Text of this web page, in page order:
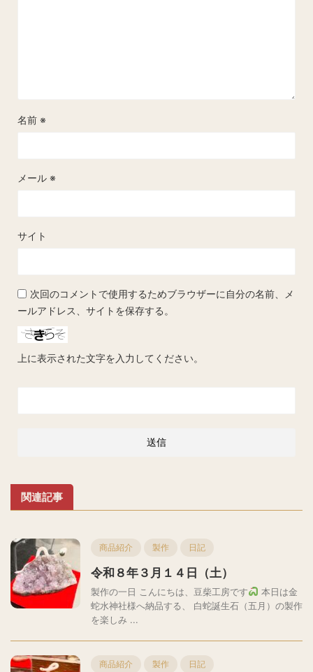
名前 ※
メール ※
サイト
次回のコメントで使用するためブラウザーに自分の名前、メ
ールアドレス、サイトを保存する。
上に表示された文字を入力してください。
関連記事
商品紹介 製作 日記
令和８年３月１４日（土）
製作の一日 こんにちは、豆柴工房です
本日は金
蛇水神社様へ納品する、 白蛇誕生石（五月）の製作
を楽しみ ...
商品紹介 製作 日記